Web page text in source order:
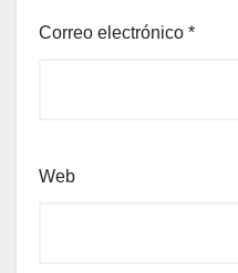
Correo electrónico *
Web